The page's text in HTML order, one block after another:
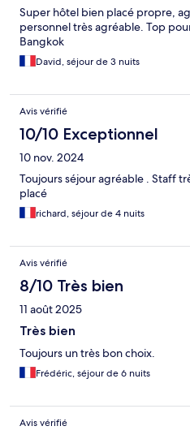
Super hôtel bien placé propre,
personnel très agréable. Top
Bangkok
David, séjour de 3 nuits
Avis vérifié
10/10 Exceptionnel
10 nov. 2024
Toujours séjour agréable . Staff
placé
richard, séjour de 4 nuits
Avis vérifié
8/10 Très bien
11 août 2025
Très bien
Toujours un très bon choix.
Frédéric, séjour de 6 nuits
Avis vérifié